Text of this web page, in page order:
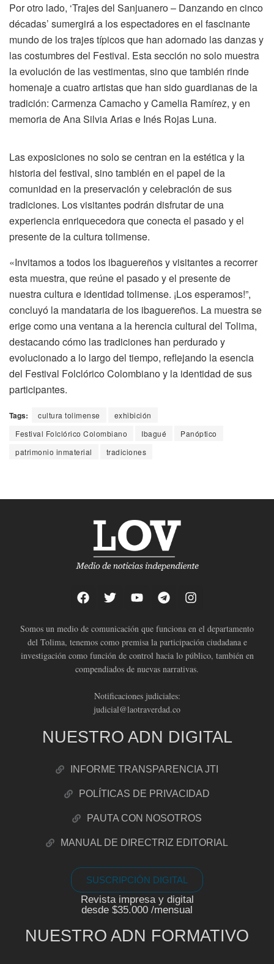
Por otro lado, ‘Trajes del Sanjuanero – Danzando en cinco
décadas’ sumergirá a los espectadores en el fascinante
mundo de los trajes típicos que han adornado las danzas y
las costumbres del Festival. Esta sección no solo muestra
la evolución de las vestimentas, sino que también rinde
homenaje a cuatro artistas que han sido guardianas de la
tradición: Carmenza Camacho y Camelia Ramírez, y en
memoria de Ana Silvia Arias e Inés Rojas Luna.
Las exposiciones no solo se centran en la estética y la
historia del festival, sino también en el papel de la
comunidad en la preservación y celebración de sus
tradiciones. Los visitantes podrán disfrutar de una
experiencia enriquecedora que conecta el pasado y el
presente de la cultura tolimense.
«Invitamos a todos los ibaguereños y visitantes a recorrer
esta muestra, que reúne el pasado y el presente de
nuestra cultura e identidad tolimense. ¡Los esperamos!”,
concluyó la mandataria de los ibaguereños. La muestra se
erige como una ventana a la herencia cultural del Tolima,
destacando cómo las tradiciones han perdurado y
evolucionado a lo largo del tiempo, reflejando la esencia
del Festival Folclórico Colombiano y la identidad de sus
participantes.
Tags: cultura tolimense
exhibición
Festival Folclórico Colombiano
Ibagué
Panóptico
patrimonio inmaterial
tradiciones
Somos un medio de comunicación que funciona en el departamento
del Tolima, tenemos como premisa la participación ciudadana e
investigación como función de control hacia lo público, también en
compendiados de nuevas narrativas.
Notificaciones judiciales:
judicial@laotraverdad.co
NUESTRO ADN DIGITAL
INFORME TRANSPARENCIA JTI
POLÍTICAS DE PRIVACIDAD
PAUTA CON NOSOTROS
MANUAL DE DIRECTRIZ EDITORIAL
SUSCRIPCIÓN DIGITAL
Revista impresa y digital
desde $35.000 /mensual
NUESTRO ADN FORMATIVO